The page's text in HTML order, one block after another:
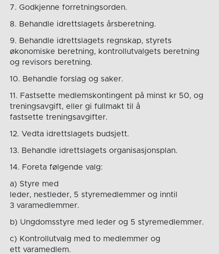
7. Godkjenne forretningsorden.
8. Behandle idrettslagets årsberetning.
9. Behandle idrettslagets regnskap, styrets
økonomiske beretning, kontrollutvalgets beretning
og revisors beretning.
10. Behandle forslag og saker.
11. Fastsette medlemskontingent på minst kr 50, og
treningsavgift, eller gi fullmakt til å
fastsette treningsavgifter.
12. Vedta idrettslagets budsjett.
13. Behandle idrettslagets organisasjonsplan.
14. Foreta følgende valg:
a) Styre med
leder, nestleder, 5 styremedlemmer og inntil
3 varamedlemmer.
b) Ungdomsstyre med leder og 5 styremedlemmer.
c) Kontrollutvalg med to medlemmer og
ett varamedlem.